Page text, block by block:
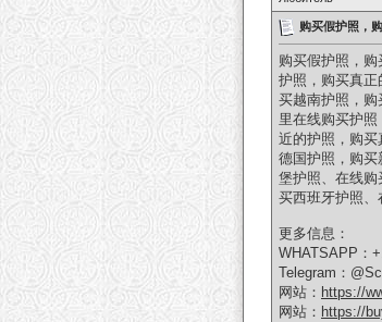
购买假护照，
购买假护照，
护照，购买真
买越南护照，
里在线购买护
近的护照，购
德国护照，购
堡护照、在线
买西班牙护照
更多信息：
WHATSAPP：
Telegram：
网站： https://
网站： https://